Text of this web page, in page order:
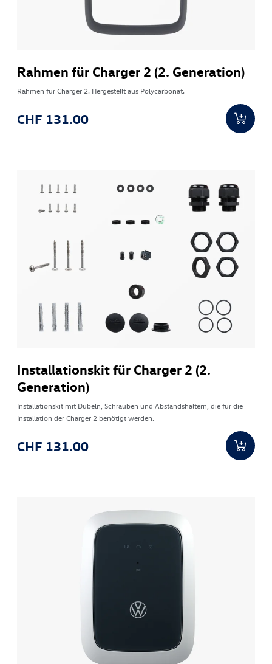
Rahmen für Charger 2 (2. Generation)
Rahmen für Charger 2. Hergestellt aus Polycarbonat.
CHF 131.00
Installationskit für Charger 2 (2.
Generation)
Installationskit mit Dübeln, Schrauben und Abstandshaltern, die für die
Installation der Charger 2 benötigt werden.
CHF 131.00